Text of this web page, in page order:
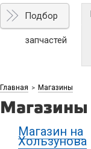
Подбор
запчастей
Главная > Магазины
Магазины
Магазин на
Хользунова